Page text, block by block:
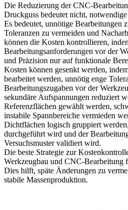
Die Reduzierung der CNC-
Druckguss bedeutet nicht,
Es bedeutet, unnötige Bearbeitungen
Toleranzen zu vermeiden und
können die Kosten kontrollieren,
Bearbeitungsanforderungen vor der
und Präzision nur auf funktionale
Kosten können gesenkt werden,
bearbeitet werden, unnötig enge
Bearbeitungszugaben vor der
sekundäre Aufspannungen reduziert
Referenzflächen gewählt werden,
instabile Spannbereiche vermieden
Dichtflächen logisch gruppiert
durchgeführt wird und der
Versuchsmuster validiert wird.
Die beste Strategie zur
Werkzeugbau und CNC-Bearbeitung
Dies hilft, späte Änderungen zu
stabile Massenproduktion.